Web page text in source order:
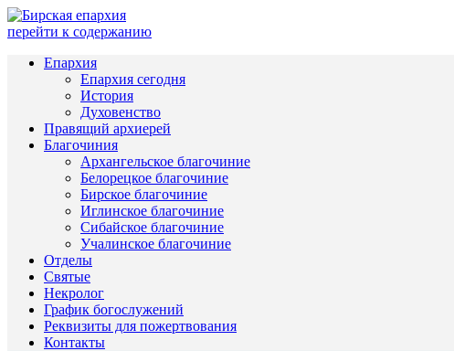
перейти к содержанию
Епархия
Епархия сегодня
История
Духовенство
Правящий архиерей
Благочиния
Архангельское благочиние
Белорецкое благочиние
Бирское благочиние
Иглинское благочиние
Сибайское благочиние
Учалинское благочиние
Отделы
Святые
Некролог
График богослужений
Реквизиты для пожертвования
Контакты